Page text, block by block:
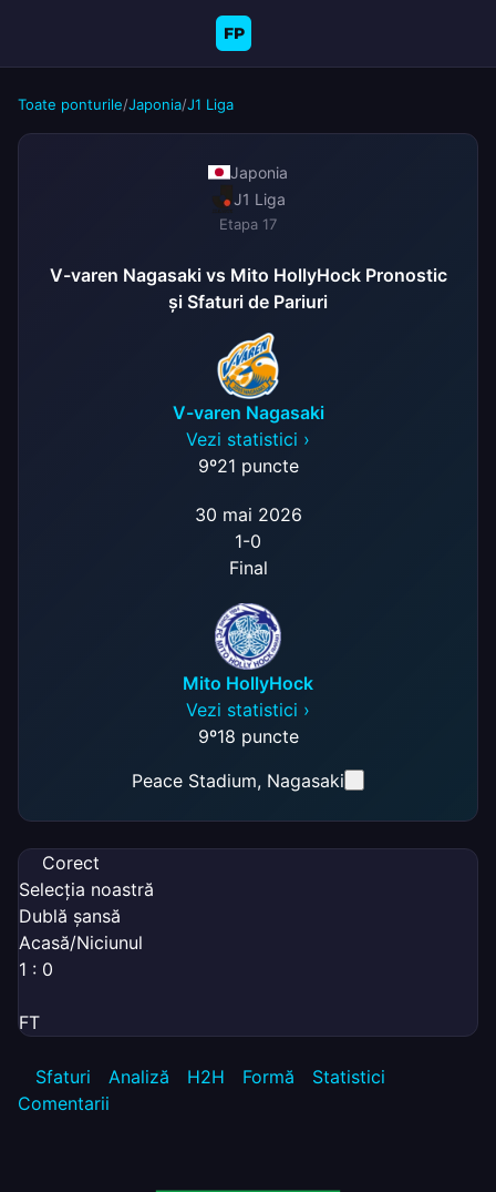
FP
Toate ponturile/Japonia/J1 Liga
Japonia
J1 Liga
Etapa 17
V-varen Nagasaki vs Mito HollyHock Pronostic
și Sfaturi de Pariuri
V-varen Nagasaki
Vezi statistici ›
9º21 puncte
30 mai 2026
1-0
Final
Mito HollyHock
Vezi statistici ›
9º18 puncte
Peace Stadium, Nagasaki
Corect
Selecția noastră
Dublă șansă
Acasă/Niciunul
1 : 0
FT
Sfaturi Analiză H2H Formă
Statistici
Comentarii